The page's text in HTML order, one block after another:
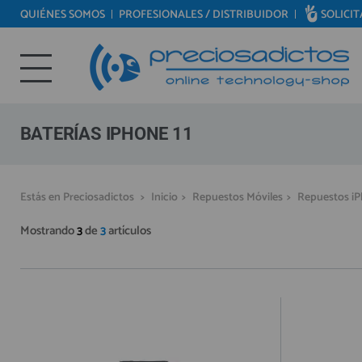
REPUESTOS MÓVILES
REPUESTOS TABLET
REPUESTOS VIDEOCONSOLAS
REPUESTOS OTROS DISPOSITIVOS
Bienvenid@ otra vez
YA SOY CLIENTE
Recordarme ¿Olvidó su contraseña?Recordar aquí
QUIÉNES SOMOS PROFESIONALES / DISTRIBUIDOR
BATERÍAS IPHONE 11
Estás en Preciosadictos > Inicio > Repuestos Móviles > Repuestos
Mostrando3de3artículos